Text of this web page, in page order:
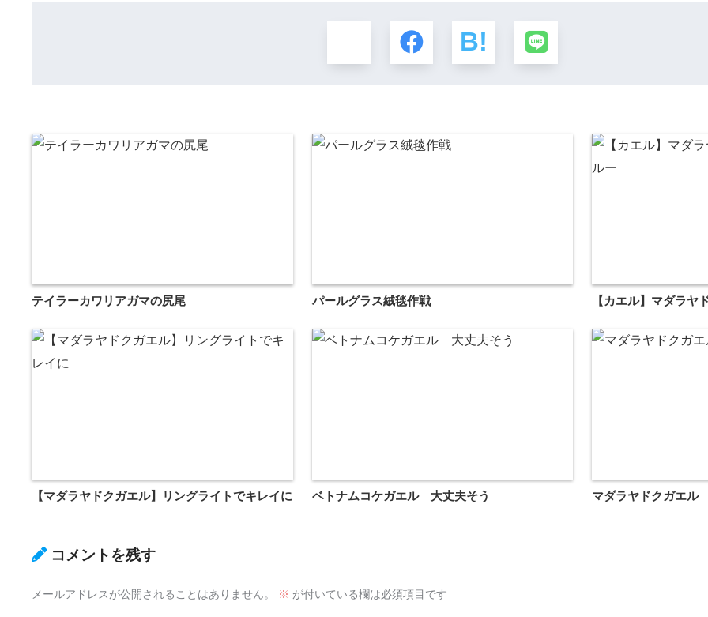
テイラーカワリアガマの尻尾 パールグラス絨毯作戦 【カエル】マダラヤ
【マダラヤドクガエル】リングライトでキレイに ベトナムコケガエル 大丈夫そう マダラヤドクガエル
コメントを残す
メールアドレスが公開されることはありません。 ※ が付いている欄は必須項目です